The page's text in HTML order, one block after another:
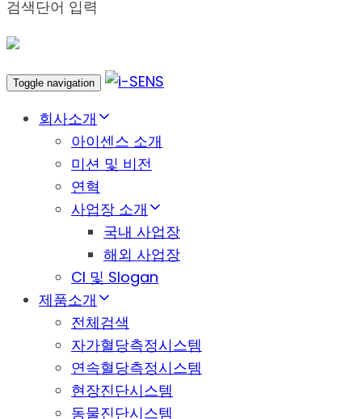
검색단어 입력
Toggle navigation
회사소개
아이센스 소개
미션 및 비전
연혁
사업장 소개
국내 사업장
해외 사업장
CI 및 Slogan
제품소개
전체검색
자가혈당측정시스템
연속혈당측정시스템
현장진단시스템
동물진단시스템